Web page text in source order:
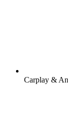
Carplay &